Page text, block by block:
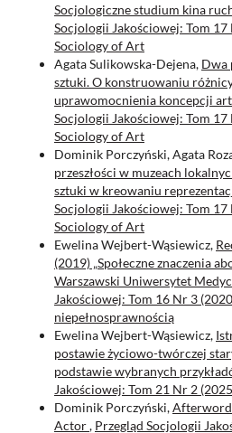
Socjologiczne studium kina
Socjologii Jakościowej: Tom
Sociology of Art
Agata Sulikowska-Dejena, Dwa
sztuki. O konstruowaniu
uprawomocnienia koncepcji
Socjologii Jakościowej: Tom
Sociology of Art
Dominik Porczyński, Agata
przeszłości w muzeach
sztuki w kreowaniu
Socjologii Jakościowej: Tom
Sociology of Art
Ewelina Wejbert-Wąsiewicz,
(2019) „Społeczne znaczenia
Warszawski Uniwersytet
Jakościowej: Tom 16 Nr 3
niepełnosprawnością
Ewelina Wejbert-Wąsiewicz,
postawie życiowo-twórczej
podstawie wybranych
Jakościowej: Tom 21 Nr 2
Dominik Porczyński,
Actor, Przegląd Socjologii